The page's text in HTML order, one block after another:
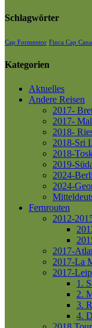
Schlagwörter
Cap Formentor Finca Cap Canal
Kategorien
Aktuelles
Andere Reisen
2017-
2017-
2018-
2018-Sri
2018-
2019-
2024-
2024-
Fernrouten
2012-
2017-
2017-La
2017-
1.
2.
3.
4.